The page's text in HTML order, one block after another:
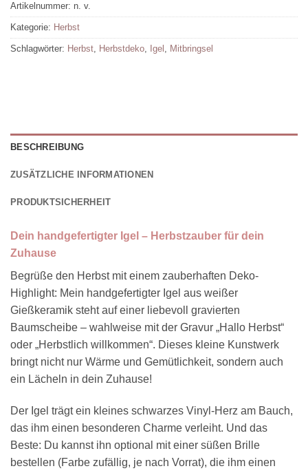
Artikelnummer: n. v.
Kategorie: Herbst
Schlagwörter: Herbst, Herbstdeko, Igel , Mitbringsel
BESCHREIBUNG
ZUSÄTZLICHE INFORMATIONEN
PRODUKTSICHERHEIT
Dein handgefertigter Igel – Herbstzauber für dein
Zuhause
Begrüße den Herbst mit einem zauberhaften Deko-
Highlight: Mein handgefertigter Igel aus weißer
Gießkeramik steht auf einer liebevoll gravierten
Baumscheibe – wahlweise mit der Gravur „Hallo Herbst“
oder „Herbstlich willkommen“. Dieses kleine Kunstwerk
bringt nicht nur Wärme und Gemütlichkeit, sondern auch
ein Lächeln in dein Zuhause!
Der Igel trägt ein kleines schwarzes Vinyl-Herz am Bauch,
das ihm einen besonderen Charme verleiht. Und das
Beste: Du kannst ihn optional mit einer süßen Brille
bestellen (Farbe zufällig, je nach Vorrat), die ihm einen